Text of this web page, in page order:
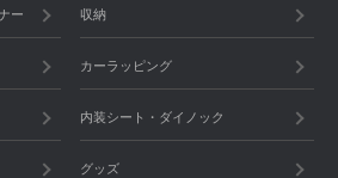
ー 収納
カーラッピング
内装シート・ダイノック
グッズ